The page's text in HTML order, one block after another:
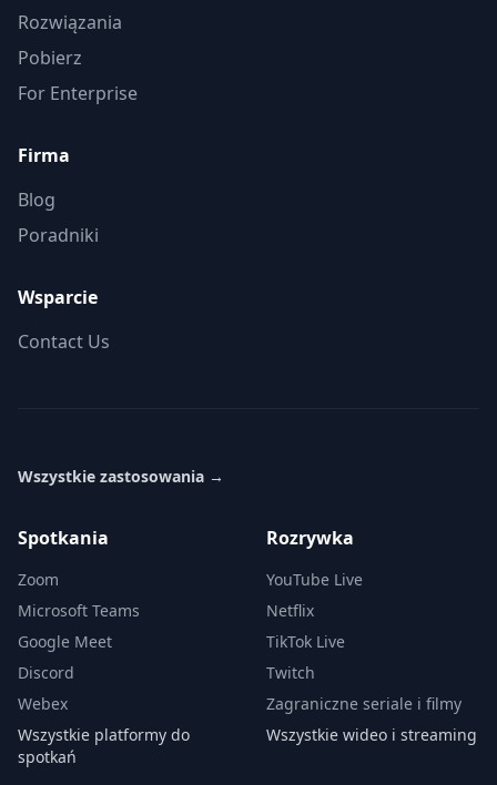
Rozwiązania
Pobierz
For Enterprise
Firma
Blog
Poradniki
Wsparcie
Contact Us
Wszystkie zastosowania →
Spotkania
Zoom
Microsoft Teams
Google Meet
Discord
Webex
Wszystkie platformy do
spotkań
Rozrywka
YouTube Live
Netflix
TikTok Live
Twitch
Zagraniczne seriale i filmy
Wszystkie wideo i streaming